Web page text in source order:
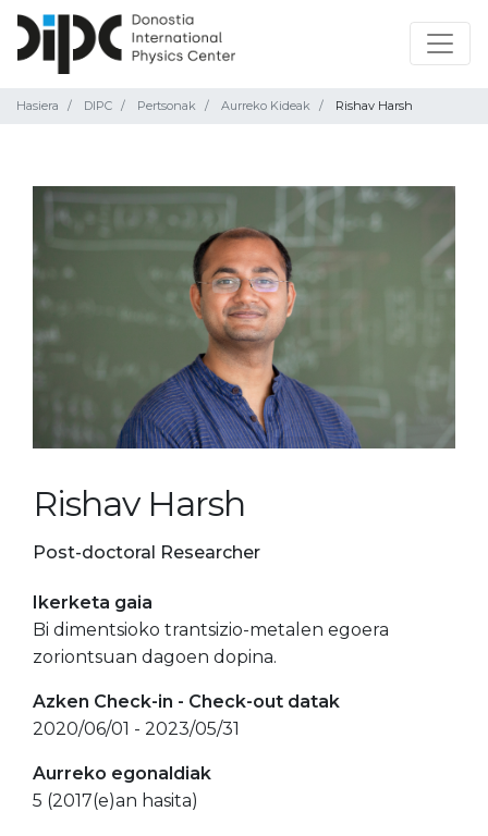
Hasiera DIPC Pertsonak Aurreko Kideak Rishav Harsh
Rishav Harsh
Post-doctoral Researcher
Ikerketa gaia
Bi dimentsioko trantsizio-metalen egoera
zoriontsuan dagoen dopina.
Azken Check-in - Check-out datak
2020/06/01 - 2023/05/31
Aurreko egonaldiak
5 (2017(e)an hasita)